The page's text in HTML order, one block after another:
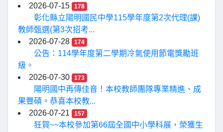
2026-07-15
178
彰化縣立陽明國民中學115學年度第2次代理(課)
教師甄選(第3次招考...
2026-07-28
174
公告：114學年度第二學期冷氣使用節電獎勵班
級。
2026-07-30
173
陽明國中再傳佳音！本校教師團隊專業精進、成
果豐碩。恭喜本校教...
2026-07-21
157
狂賀~~本校參加第66屆全國中小學科展，榮獲生